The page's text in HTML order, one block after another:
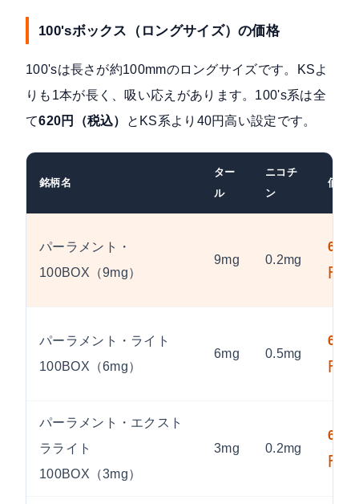
100'sボックス（ロングサイズ）の価格
100'sは長さが約100mmのロングサイズです。KSよ
りも1本が長く、吸い応えがあります。100's系は全
て620円（税込） とKS系より40円高い設定です。
銘柄名
ター
ル
ニコチ
ン
価格
パーラメント・
100BOX（9mg）
9mg 0.2mg
620
円
パーラメント・ライト
100BOX（6mg）
6mg 0.5mg
620
円
パーラメント・エクスト
ラライト
100BOX（3mg）
3mg 0.2mg
620
円